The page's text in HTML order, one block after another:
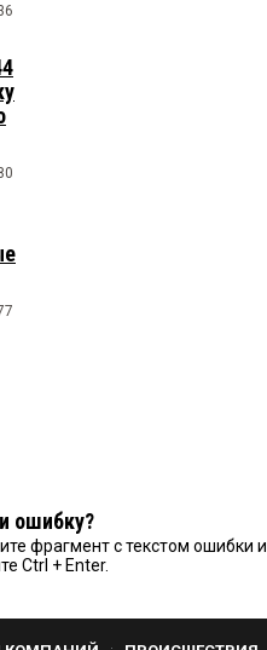
ошибку?
фрагмент с текстом ошибки и
Ctrl + Enter.